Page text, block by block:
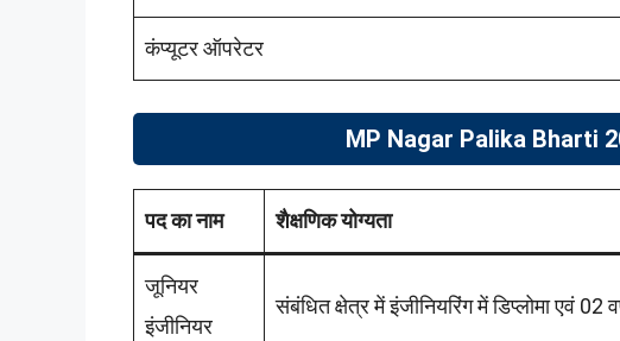
कंप्यूटर ऑपरेटर
MP Nagar Palika Bharti
पद का नाम शैक्षणिक योग्यता
जूनियर
इंजीनियर
संबंधित क्षेत्र में इंजीनियरिंग में डिप्लोमा एवं 02